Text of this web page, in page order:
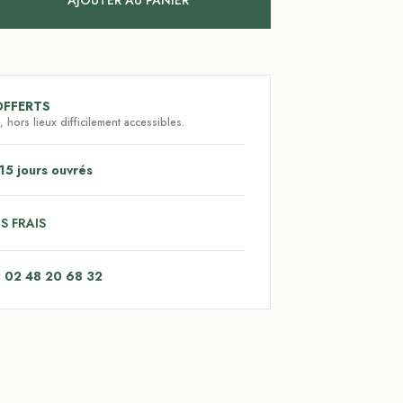
hors lieux difficilement accessibles.
jours ouvrés
FRAIS
02 48 20 68 32